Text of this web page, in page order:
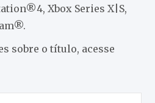
Xbox Series X|S,
sobre o título, acesse